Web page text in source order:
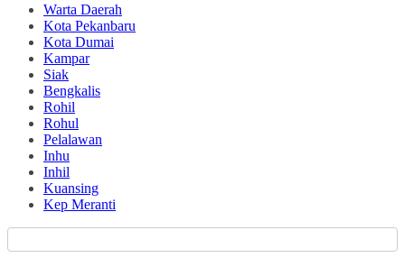
Warta Daerah
Kota Pekanbaru
Kota Dumai
Kampar
Siak
Bengkalis
Rohil
Rohul
Pelalawan
Inhu
Inhil
Kuansing
Kep Meranti